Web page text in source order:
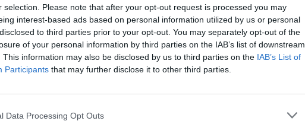
selection. Please note that after your opt-out request is processed you may
interest-based ads based on personal information utilized by us or personal
to third parties prior to your opt-out. You may separately opt-out of the
of your personal information by third parties on the IAB’s list of downstream
This information may also be disclosed by us to third parties on the IAB’s List of
Participants that may further disclose it to other third parties.
Data Processing Opt Outs